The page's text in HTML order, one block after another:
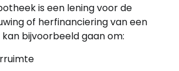
is een lening voor de
of herfinanciering van een
bijvoorbeeld gaan om: